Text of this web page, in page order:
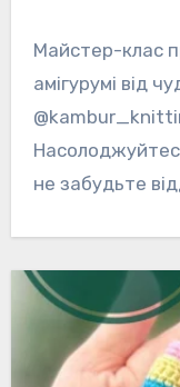
Майстер-клас привітної весняної бджілки
амігурумі від
не забудьте